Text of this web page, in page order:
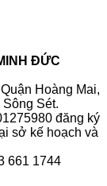
ĐỨC
Hoàng Mai,
Sét.
đăng ký
sở kế hoạch và
661 1744